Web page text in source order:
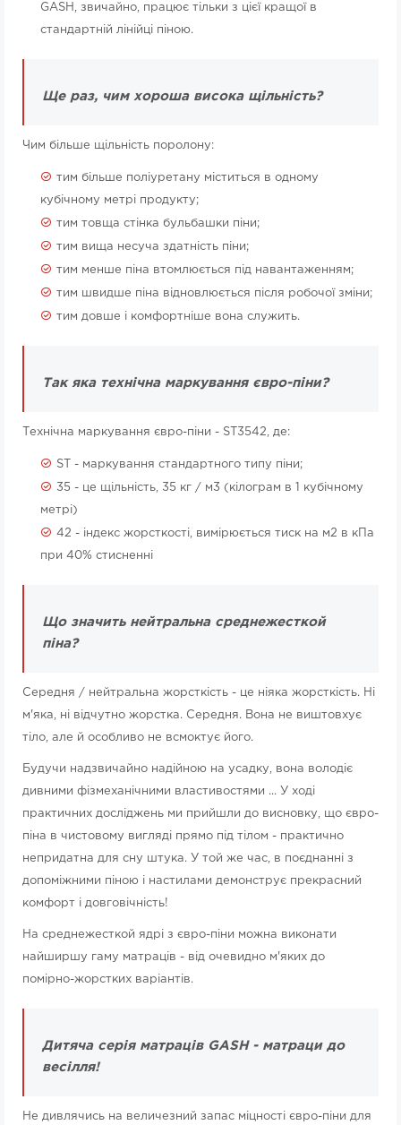
GASH, звичайно, працює тільки з цієї кращої в
стандартній лінійці піною.
Ще раз, чим хороша висока щільність?
Чим більше щільність поролону:
тим більше поліуретану міститься в одному
кубічному метрі продукту;
тим товща стінка бульбашки піни;
тим вища несуча здатність піни;
тим менше піна втомлюється під навантаженням;
тим швидше піна відновлюється після робочої зміни;
тим довше і комфортніше вона служить.
Так яка технічна маркування євро-піни?
Технічна маркування євро-піни - ST3542, де:
ST - маркування стандартного типу піни;
35 - це щільність, 35 кг / м3 (кілограм в 1 кубічному
метрі)
42 - індекс жорсткості, вимірюється тиск на м2 в кПа
при 40% стисненні
Що значить нейтральна среднежесткой
піна?
Середня / нейтральна жорсткість - це ніяка жорсткість. Ні
м'яка, ні відчутно жорстка. Середня. Вона не виштовхує
тіло, але й особливо не всмоктує його.
Будучи надзвичайно надійною на усадку, вона володіє
дивними фізмеханічними властивостями ... У ході
практичних досліджень ми прийшли до висновку, що євро-
піна в чистовому вигляді прямо під тілом - практично
непридатна для сну штука. У той же час, в поєднанні з
допоміжними піною і настилами демонструє прекрасний
комфорт і довговічність!
На среднежесткой ядрі з євро-піни можна виконати
найширшу гаму матраців - від очевидно м'яких до
помірно-жорстких варіантів.
Дитяча серія матраців GASH - матраци до
весілля!
Не дивлячись на величезний запас міцності євро-піни для